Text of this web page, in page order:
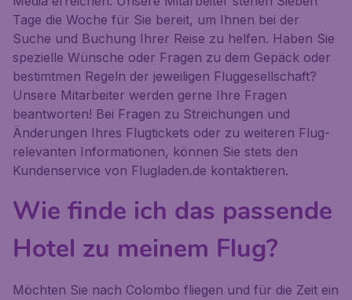
Tage die Woche für Sie bereit, um Ihnen bei der
Suche und Buchung Ihrer Reise zu helfen. Haben Sie
spezielle Wünsche oder Fragen zu dem Gepäck oder
bestimtmen Regeln der jeweiligen Fluggesellschaft?
Unsere Mitarbeiter werden gerne Ihre Fragen
beantworten! Bei Fragen zu Streichungen und
Änderungen Ihres Flugtickets oder zu weiteren Flug-
relevanten Informationen, können Sie stets den
Kundenservice von Flugladen.de kontaktieren.
Wie finde ich das passende
Hotel zu meinem Flug?
Möchten Sie nach Colombo fliegen und für die Zeit ein